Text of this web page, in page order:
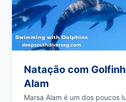
Natação com
Alam
Marsa Alam é um dos poucos